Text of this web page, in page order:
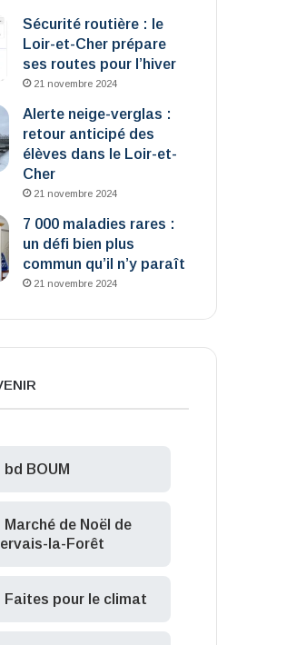
Sécurité routière : le
Loir-et-Cher prépare
ses routes pour l’hiver
21 novembre 2024
Alerte neige-verglas :
retour anticipé des
élèves dans le Loir-et-
Cher
21 novembre 2024
7 000 maladies rares :
un défi bien plus
commun qu’il n’y paraît
21 novembre 2024
bd BOUM
Marché de Noël de
la-Forêt
Faites pour le climat